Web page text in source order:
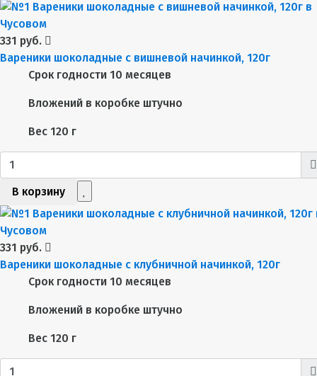
331 руб.
Вареники шоколадные с вишневой начинкой, 120г
Срок годности 10 месяцев
Вложений в коробке штучно
Вес 120 г
В корзину
331 руб.
Вареники шоколадные с клубничной начинкой, 120г
Срок годности 10 месяцев
Вложений в коробке штучно
Вес 120 г